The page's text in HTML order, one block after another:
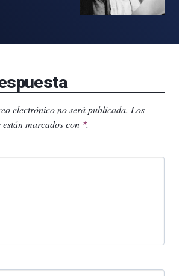
electrónico no será publicada. Los
marcados con *.